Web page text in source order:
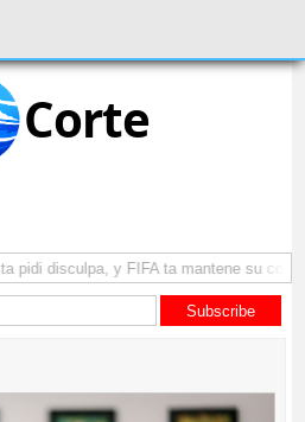
Corte
pidi disculpa, y FIFA ta mantene su como
Subscribe